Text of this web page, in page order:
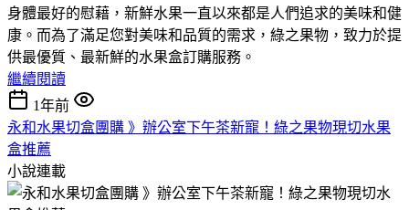
身體最好的慰藉，新鮮水果一直以來都是人們追求的美味和健
康。而為了滿足您對美味和品質的需求，綠之果物，致力於提
供最優質、最新鮮的水果盒訂購服務。
繼續閱讀
1年前
永和水果切盒團購 》辦公室下午茶新寵！綠之果物現切水果
盒推薦
小說連載